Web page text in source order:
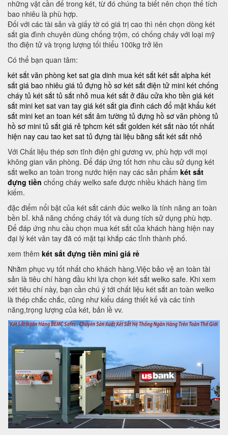
những vật cần để trong két, từ đó chúng ta biết nên chọn thể tích
bao nhiêu là phù hợp.
Đối với các tài sản và giấy tờ có giá trị cao thì nên chọn dòng két
sắt gia đình chuyên dùng chống trộm, có chống cháy với loại mỹ
tho điện tử và trọng lượng tối thiểu 100kg trở lên
Có thể bạn quan tâm:
két sắt văn phòng ket sat gia dinh mua két sắt két sắt alpha két
sắt giá bao nhiêu giá tủ đựng hồ sơ két sắt điện tử mini két chống
cháy tủ két sắt tủ sắt nhỏ mua két sắt ở đâu cửa kho tiền giá két
sắt mini ket sat van tay giá két sắt gia đình cách đổ mật khẩu két
sắt mini ket an toan két sắt âm tường tủ đựng hồ sơ văn phòng tủ
hồ sơ mini tủ sắt giá rẻ tphcm két sắt golden két sắt nào tốt nhất
hiện nay cau tao ket sat tủ đựng tài liệu bằng sắt két sắt nhỏ
Với Chất liệu thép sơn tĩnh điện ghi gương vv, phù hợp với mọi
không gian văn phòng. Để đáp ứng tốt hơn nhu cầu sử dụng két
sắt welko an toàn trong nước hiện nay các sản phẩm két sắt
đựng tiền chống cháy welko safe được nhiều khách hàng tìm
kiếm.
đặc điểm nổi bật của két sắt cánh đúc welko là tính năng an toàn
bền bỉ. khả năng chống cháy tốt và dung tích sử dụng phù hợp.
Để đáp ứng nhu cầu chọn mua két sắt của khách hàng hiện nay
đại lý két vân tay đã có mặt tại khắp các tỉnh thành phố.
xem thêm két sắt đựng tiền mini giá rẻ
Nhằm phục vụ tốt nhất cho khách hàng.Việc bảo vệ an toàn tài
sản là tiêu chí hàng đầu khi lựa chọn két sắt welko safe. Khi xem
xét tiêu chí này, bạn cần chú ý tới chất liệu két sắt an toàn welko
là thép chắc chắc, cũng như kiểu dáng thiết kế và các tính
năng,trọng lượng của két, bản lề vv.